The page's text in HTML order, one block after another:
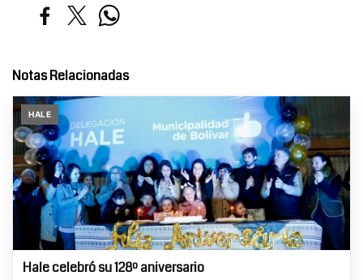
Notas Relacionadas
HALE
Hale celebró su 128º aniversario